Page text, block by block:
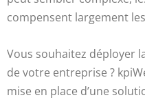
compensent largement
Vous souhaitez déployer
de votre entreprise ?
mise en place d’une